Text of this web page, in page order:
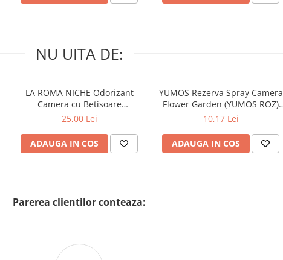
NU UITA DE:
LA ROMA NICHE Odorizant
Camera cu Betisoare
MADEMOSELLE 120 ml
25,00 Lei
ADAUGA IN COS
YUMOS Rezerva Spray Camera
Flower Garden (YUMOS ROZ)
260 ml
10,17 Lei
ADAUGA IN COS
Parerea clientilor conteaza: